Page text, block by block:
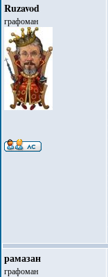
Ruzavod
графоман
рамазан
графоман